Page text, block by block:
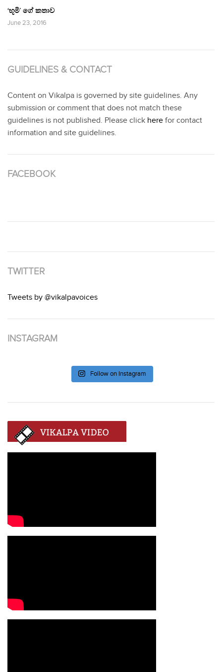
‘භූමි’ ගේ කතාව
June 23, 2016
GUIDELINES & CONTACT
Content on Vikalpa is governed by site guidelines. Any
submission or comment that does not match these
guidelines is not published. Please click here for contact
information and site guidelines.
FACEBOOK
TWITTER
Tweets by @vikalpavoices
INSTAGRAM
Follow on Instagram